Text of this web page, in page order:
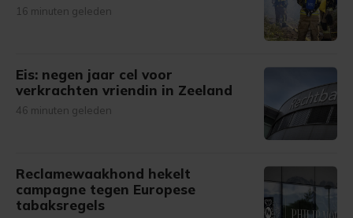
16 minuten geleden
Eis: negen jaar cel voor
verkrachten vriendin in Zeeland
46 minuten geleden
Reclamewaakhond hekelt
campagne tegen Europese
tabaksregels